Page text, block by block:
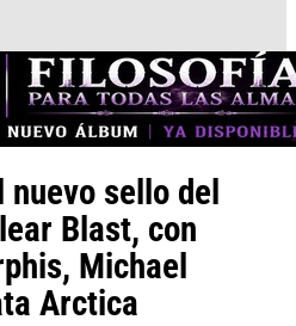
sello del
Blast, con
Michael
Arctica